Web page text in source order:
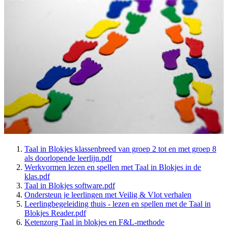
Taal in Blokjes klassenbreed van groep 2 tot en met groep 8
als doorlopende leerlijn.pdf
Werkvormen lezen en spellen met Taal in Blokjes in de
klas.pdf
Taal in Blokjes software.pdf
Ondersteun je leerlingen met Veilig & Vlot verhalen
Leerlingbegeleiding thuis - lezen en spellen met de Taal in
Blokjes Reader.pdf
Ketenzorg Taal in blokjes en F&L-methode